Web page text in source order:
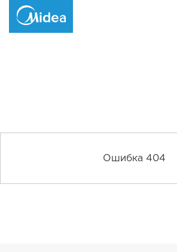
Ошибка 404